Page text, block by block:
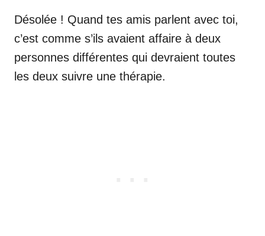
Désolée ! Quand tes amis parlent avec toi,
c’est comme s’ils avaient affaire à deux
personnes différentes qui devraient toutes
les deux suivre une thérapie.